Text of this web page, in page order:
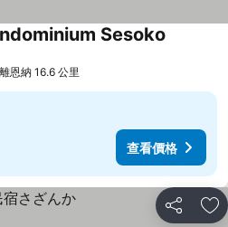
Sesoko
恩納 16.6 公里
查看價格
分享 加